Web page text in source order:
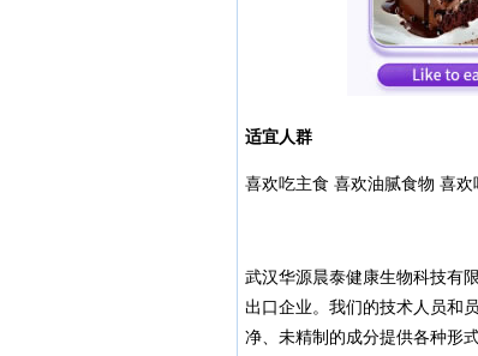
适宜人群
喜欢吃主食 喜欢油腻食物 喜
武汉华源晨泰健康生物科技有
出口企业。我们的技术人员和
净、未精制的成分提供各种形